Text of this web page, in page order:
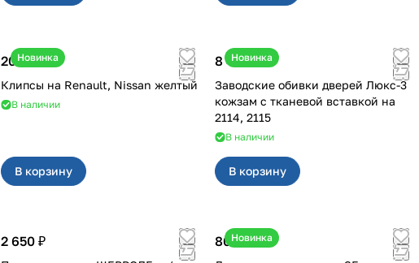
Новинка
20 ₽
Клипсы на Renault, Nissan желтый
В наличии
В корзину
Новинка
8 450 ₽
Заводские обивки дверей Люкс-3
кожзам с тканевой вставкой на
2114, 2115
В наличии
В корзину
2 650 ₽ Новинка
800 ₽